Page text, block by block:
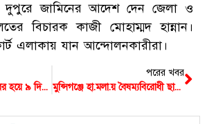
দুপুরে জামিনের আদেশ দেন জেলা ও
বিচারক কাজী মোহাম্মদ হান্নান।
এলাকায় যান আন্দোলনকারীরা।
মুন্সিগঞ্জে বাসা থেকে বের হয়ে ৯ দিন ধরে নিখোঁজ ব্যবসায়ী
পরের খবর
মুন্সিগঞ্জে হা.মলা.য় বৈষম্যবিরোধী ছাত্র আন্দোলনের সক্রিয় সদস্য জ.খম